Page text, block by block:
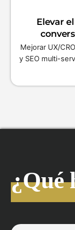
Elevar
Mejorar UX/
y SEO multi-
¿Qué